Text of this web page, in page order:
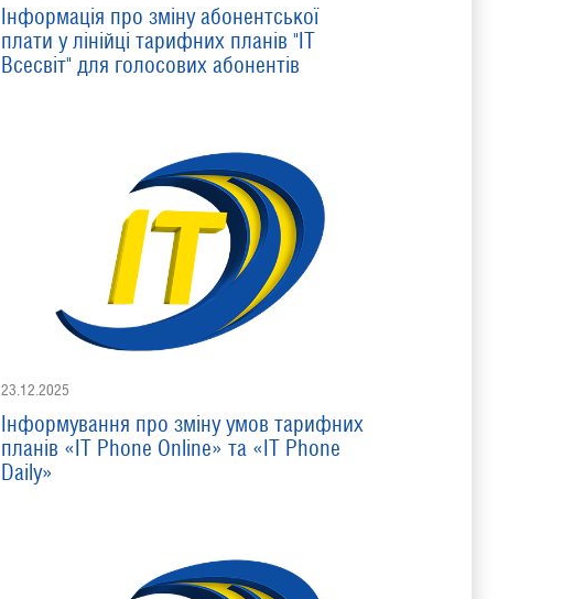
Інформація про зміну абонентської
плати у лінійці тарифних планів "IT
Всесвіт" для голосових абонентів
23.12.2025
Інформування про зміну умов тарифних
планів «IT Phone Online» та «IT Phone
Daily»